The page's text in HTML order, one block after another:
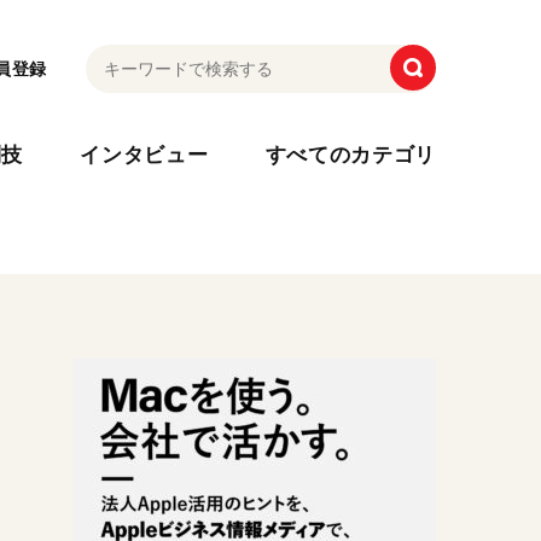
登録
インタビュー すべてのカテゴリ